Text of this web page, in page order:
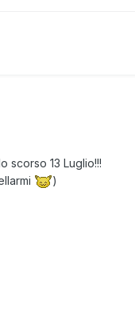
scorso 13 Luglio!!!
)